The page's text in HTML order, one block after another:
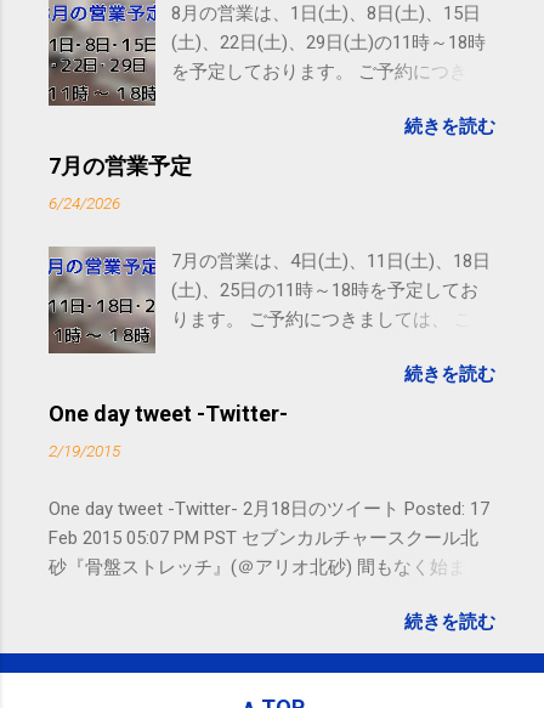
8月の営業は、1日(土)、8日(土)、15日
(土)、22日(土)、29日(土)の11時～18時
を予定しております。 ご予約につきま
す。 電話に出られないことがあります
ので、ご予約、お問い合わせは
続きを読む
7月の営業予定
6/24/2026
7月の営業は、4日(土)、11日(土)、18日
(土)、25日の11時～18時を予定してお
ります。 ご予約につきましては、 こち
れないことがありますので、ご予約、
お問い合わせはSMS（ショートメッセ
続きを読む
One day tweet -Twitter-
2/19/2015
One day tweet -Twitter- 2月18日のツイート Posted: 17
Feb 2015 05:07 PM PST セブンカルチャースクール北
砂『骨盤ストレッチ』(＠アリオ北砂) 間もなく始まり
subscribed to email updates from サクマフィジカルコ
ンディショニング(@SPCstyle) - Twilog To stop
続きを読む